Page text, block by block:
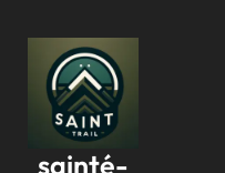
contenu
sainté-